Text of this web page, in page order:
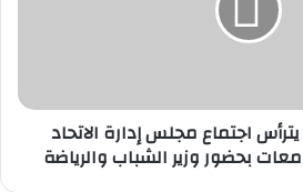
يترأس اجتماع مجلس إدارة الاتحاد
بحضور وزير الشباب والرياضة